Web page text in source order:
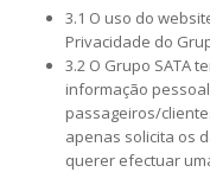
3.1 O uso do
Privacidade do
3.2 O Grupo SATA
informação
passageiros/
apenas solicita os
querer efectuar